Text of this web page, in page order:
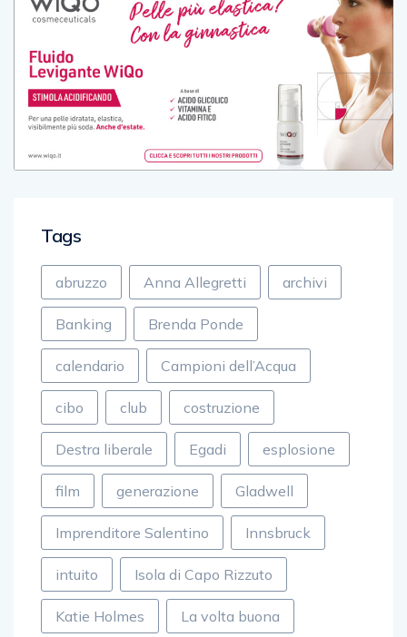
Tags
abruzzo Anna Allegretti archivi
Banking Brenda Ponde
calendario Campioni dell’Acqua
cibo club costruzione
Destra liberale Egadi esplosione
film generazione Gladwell
Imprenditore Salentino Innsbruck
intuito Isola di Capo Rizzuto
Katie Holmes La volta buona